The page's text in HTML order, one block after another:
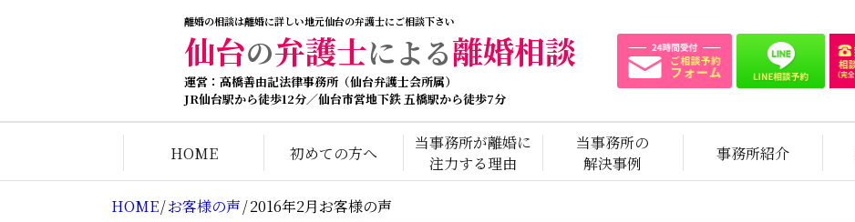
離婚の相談は離婚に詳しい地元仙台の弁護士にご相談下さい
仙台の弁護士による離婚相談
運営：高橋善由記法律事務所（仙台弁護士会所属）
JR仙台駅から徒歩12分／仙台市営地下鉄 五橋駅から徒歩7分
HOME 初めての方へ
当事務所が離婚に
注力する理由
当事務所の
解決事例
事務所紹介
HOME/お客様の声/2016年2月お客様の声